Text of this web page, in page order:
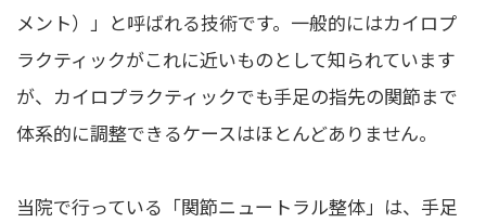
メント）」と呼ばれる技術です。一般的にはカイロプ
ラクティックがこれに近いものとして知られています
が、カイロプラクティックでも手足の指先の関節まで
体系的に調整できるケースはほとんどありません。
当院で行っている「関節ニュートラル整体」は、手足